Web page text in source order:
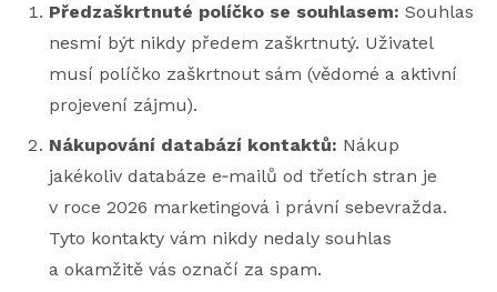
Předzaškrtnuté políčko se souhlasem: Souhlas
nesmí být nikdy předem zaškrtnutý. Uživatel
musí políčko zaškrtnout sám (vědomé a aktivní
projevení zájmu).
Nákupování databází kontaktů: Nákup
jakékoliv databáze e‑mailů od třetích stran je
v roce 2026 marketingová i právní sebevražda.
Tyto kontakty vám nikdy nedaly souhlas
a okamžitě vás označí za spam.